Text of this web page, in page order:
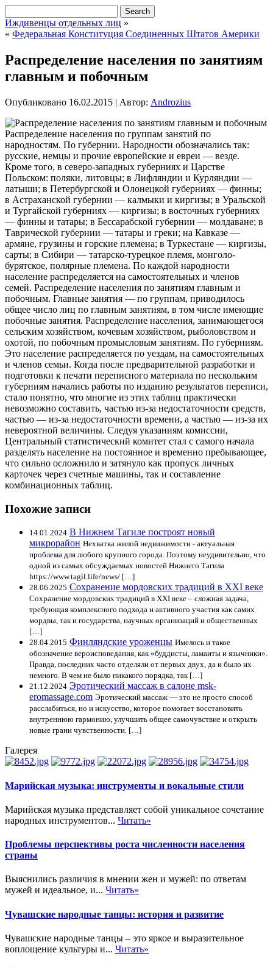
Иждивенцы отдельных лиц »
« Федеральная Конституция Соединенных Штатов Америки
Распределение населения по занятиям
главным и побочным
Опубликовано 16.02.2015 | Автор: Androzius
Распределение населения по группам занятий по
народностям. По губернии. Народности обозначались так:
русские, немцы и прочие европейские и евреи — везде.
Кроме того, в северо-западных губерниях и Царстве
Польском: поляки, литовцы; в Лифляндии и Курляндии —
латыши; в Петербургской и Олонецкой губерниях — финны;
в Астраханской губернии — калмыки и киргизы; в Уральской
и Тургайской губерниях — киргизы; в восточных губерниях
— финны и татары; в Бессарабской губернии — молдаване; в
Таврической губернии — татары и греки; на Кавказе —
армяне, грузины и горские племена; в Туркестане — киргизы,
сарты; в Сибири — татарско-турецкое племя, монголо-
бурятское, полярные племена. По каждой народности
население распределяется на самостоятельных и членов
семей. Распределение населения по занятиям главным и
побочным. Главные занятия — по группам, приводилось
общее число лиц по главным занятиям, в том числе имеющие
побочные занятия. Распределение населения, занимающегося
сельским хозяйством, кочевым хозяйством, рыболовством и
охотой, по побочным промысловым занятиям. По губерниям.
Это население распределяется по уездам, на самостоятельных
и членов семьи. Когда после предварительной разработки и
подготовки к печати переписного материала по нескольким
губерниям начались работы по изданию результатов переписи,
стало понятно, что многие из этих таблиц практически
невозможно составить, частью из-за недостаточности средств,
частью — из-за недостаточности времени, а частью — из-за их
невероятной величины. Следуя указаниям комиссии,
Центральный статистический комитет стал с самого начала
разделять население на постоянное и временно пребывающее,
что сильно осложнило и затянуло как пропуск личных
карточек через счетные машины, так и составление
комбинационных таблиц.
Похожие записи
14.01.2024 В Нижнем Тагиле построят новый
микрорайон Нехватка жилой недвижимости - актуальная
проблема для любого крупного города. Поэтому неудивительно, что
одной из самых обсуждаемых новостей Нижнего Тагила
https://www.tagil.life/news/ […]
28.06.2025 Сохранение мордовских традиций в XXI веке
Сохранение мордовских традиций в XXI веке – сложная задача,
требующая комплексного подхода и активного участия как самих
мордвы, так и государства, научных организаций и общественных
[…]
28.04.2015 Финляндские уроженцы Имелось и такое
обозначение вероисповедания, как «буддисты, ламаиты и язычники».
Правда, последних часто отделяли от первых двух, да и было их
немного. В чем не было никакого порядка, так […]
21.12.2024 Эротический массаж в салоне msk-
eromassage.com Эротический массаж — это не просто способ
расслабиться, но и искусство, которое помогает восстановить
внутреннюю гармонию, улучшить общее самочувствие и открыть
новые грани чувственности. […]
Галерея
Марийская музыка: инструменты и вокальные стили
Марийская музыка представляет собой уникальное сочетание
народных инструментов... Читать»
Проблемы перспективы роста численности населения
страны
Выяснились различия в мнении жен и мужей: по ответам
мужей и идеальное, и... Читать»
Чувашские народные танцы: история и развитие
Чувашские народные танцы – это яркое и выразительное
воплощение культуры и... Читать»